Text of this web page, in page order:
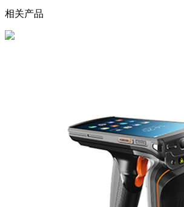
相关产品